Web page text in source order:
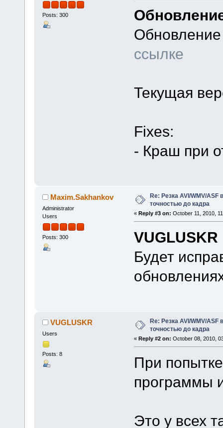
Posts: 300
ссылке
Текущая
Fixes:
- Краш при
Maxim.Sakhankov
Administrator
Users
Posts: 300
Re: Резка AVI/WMV/
точностью до кадра
« Reply #3 on: October 11, 2010,
VUGLUSKR
Будет
VUGLUSKR
Users
Posts: 8
Re: Резка AVI/WMV/
точностью до кадра
« Reply #2 on: October 08, 2010,
При
программы
Это у всех